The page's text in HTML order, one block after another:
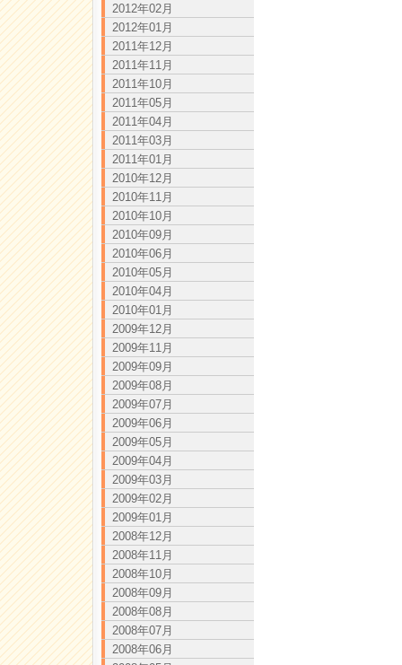
2012年02月
2012年01月
2011年12月
2011年11月
2011年10月
2011年05月
2011年04月
2011年03月
2011年01月
2010年12月
2010年11月
2010年10月
2010年09月
2010年06月
2010年05月
2010年04月
2010年01月
2009年12月
2009年11月
2009年09月
2009年08月
2009年07月
2009年06月
2009年05月
2009年04月
2009年03月
2009年02月
2009年01月
2008年12月
2008年11月
2008年10月
2008年09月
2008年08月
2008年07月
2008年06月